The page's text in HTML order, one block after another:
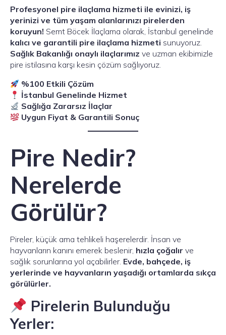
Profesyonel pire ilaçlama hizmeti ile evinizi, iş
yerinizi ve tüm yaşam alanlarınızı pirelerden
koruyun! Semt Böcek İlaçlama olarak, İstanbul genelinde
kalıcı ve garantili pire ilaçlama hizmeti sunuyoruz.
Sağlık Bakanlığı onaylı ilaçlarımız ve uzman ekibimizle
pire istilasına karşı kesin çözüm sağlıyoruz.
%100 Etkili Çözüm
İstanbul Genelinde Hizmet
Sağlığa Zararsız İlaçlar
Uygun Fiyat & Garantili Sonuç
Pire Nedir?
Nerelerde
Görülür?
Pireler, küçük ama tehlikeli haşerelerdir. İnsan ve
hayvanların kanını emerek beslenir, hızla çoğalır ve
sağlık sorunlarına yol açabilirler. Evde, bahçede, iş
yerlerinde ve hayvanların yaşadığı ortamlarda sıkça
görülürler.
Pirelerin Bulunduğu
Yerler: